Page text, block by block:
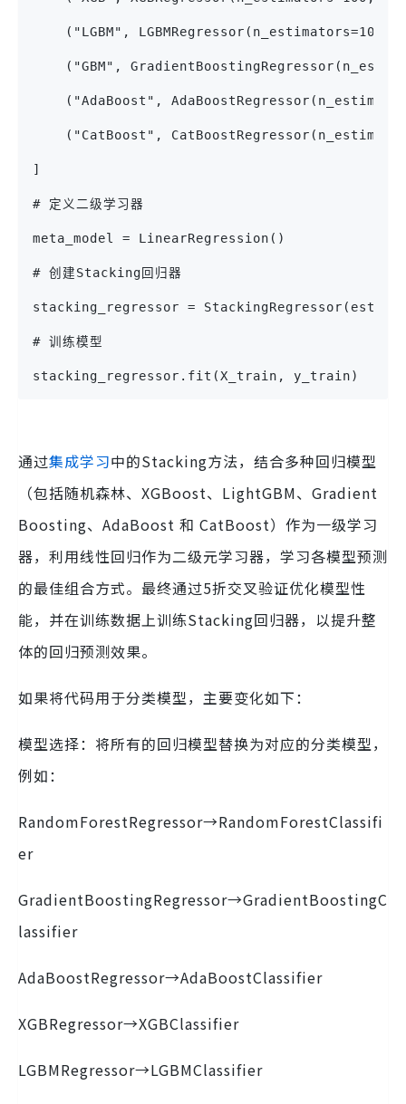
("LGBM", LGBMRegressor(n_estimators=100,
("GBM",
("AdaBoost",
("CatBoost",
]
# 定义二级学习器
meta_model = LinearRegression()
# 创建Stacking回归器
stacking_regressor =
# 训练模型
stacking_regressor.fit(X_train, y_train)
通过集成学习中的Stacking方法，结合多种回归模型
（包括随机森林、XGBoost、LightGBM、Gradient
Boosting、AdaBoost 和 CatBoost）作为一级学习
器，利用线性回归作为二级元学习器，学习各模型预测
的最佳组合方式。最终通过5折交叉验证优化模型性
能，并在训练数据上训练Stacking回归器，以提升整
体的回归预测效果。
如果将代码用于分类模型，主要变化如下：
模型选择：将所有的回归模型替换为对应的分类模型，
例如：
RandomForestRegressor→RandomForestClassifi
er
GradientBoostingRegressor→GradientBoostingC
lassifier
AdaBoostRegressor→AdaBoostClassifier
XGBRegressor→XGBClassifier
LGBMRegressor→LGBMClassifier